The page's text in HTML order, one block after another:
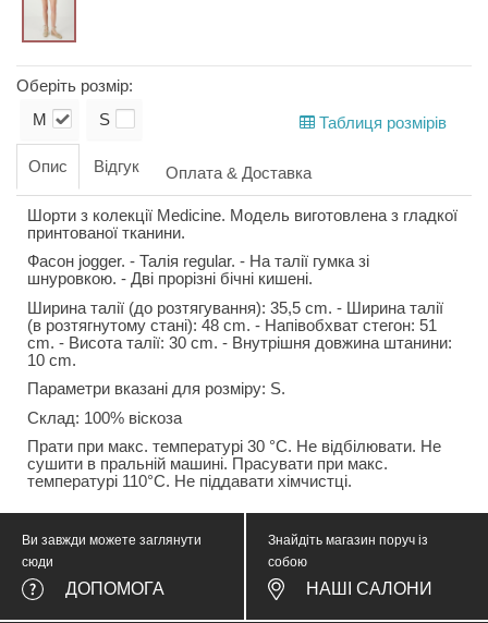
Оберіть розмір:
M S Таблиця розмірів
Опис Відгук Оплата & Доставка
Шорти з колекції Medicine. Модель виготовлена з гладкої
принтованої тканини.
Фасон jogger. - Талія regular. - На талії гумка зі
шнуровкою. - Дві прорізні бічні кишені.
Ширина талії (до розтягування): 35,5 cm. - Ширина талії
(в розтягнутому стані): 48 cm. - Напівобхват стегон: 51
cm. - Висота талії: 30 cm. - Внутрішня довжина штанини:
10 cm.
Параметри вказані для розміру: S.
Склад: 100% віскоза
Прати при макс. температурі 30 °C. Не відбілювати. Не
сушити в пральній машині. Прасувати при макс.
температурі 110°C. Не піддавати хімчистці.
Ви завжди можете заглянути
сюди
ДОПОМОГА
Знайдіть магазин поруч із
собою
НАШІ САЛОНИ